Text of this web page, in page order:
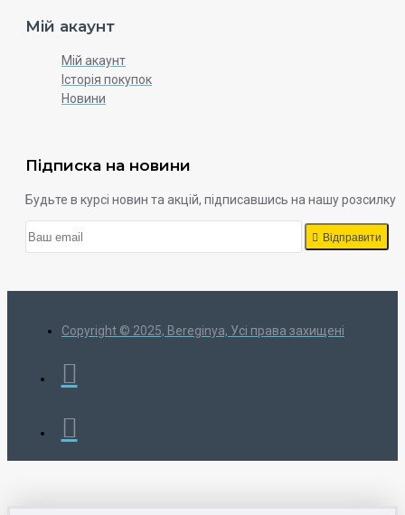
Мій акаунт
Мій акаунт
Історія покупок
Новини
Підписка на новини
Будьте в курсі новин та акцій, підписавшись на нашу розсилку
Відправити
Copyright © 2025, Bereginya, Усі права захищені